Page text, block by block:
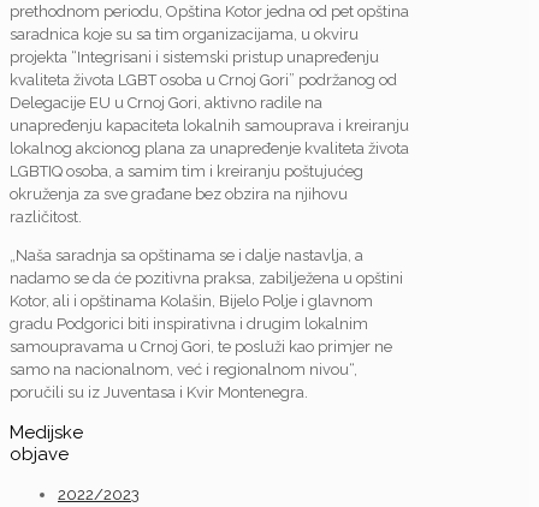
prethodnom periodu, Opština Kotor jedna od pet opština
saradnica koje su sa tim organizacijama, u okviru
projekta “Integrisani i sistemski pristup unapređenju
kvaliteta života LGBT osoba u Crnoj Gori” podržanog od
Delegacije EU u Crnoj Gori, aktivno radile na
unapređenju kapaciteta lokalnih samouprava i kreiranju
lokalnog akcionog plana za unapređenje kvaliteta života
LGBTIQ osoba, a samim tim i kreiranju poštujućeg
okruženja za sve građane bez obzira na njihovu
različitost.
„Naša saradnja sa opštinama se i dalje nastavlja, a
nadamo se da će pozitivna praksa, zabilježena u opštini
Kotor, ali i opštinama Kolašin, Bijelo Polje i glavnom
gradu Podgorici biti inspirativna i drugim lokalnim
samoupravama u Crnoj Gori, te posluži kao primjer ne
samo na nacionalnom, već i regionalnom nivou“,
poručili su iz Juventasa i Kvir Montenegra.
Medijske
objave
2022/2023